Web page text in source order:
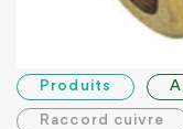
Produits
Raccord cuivre